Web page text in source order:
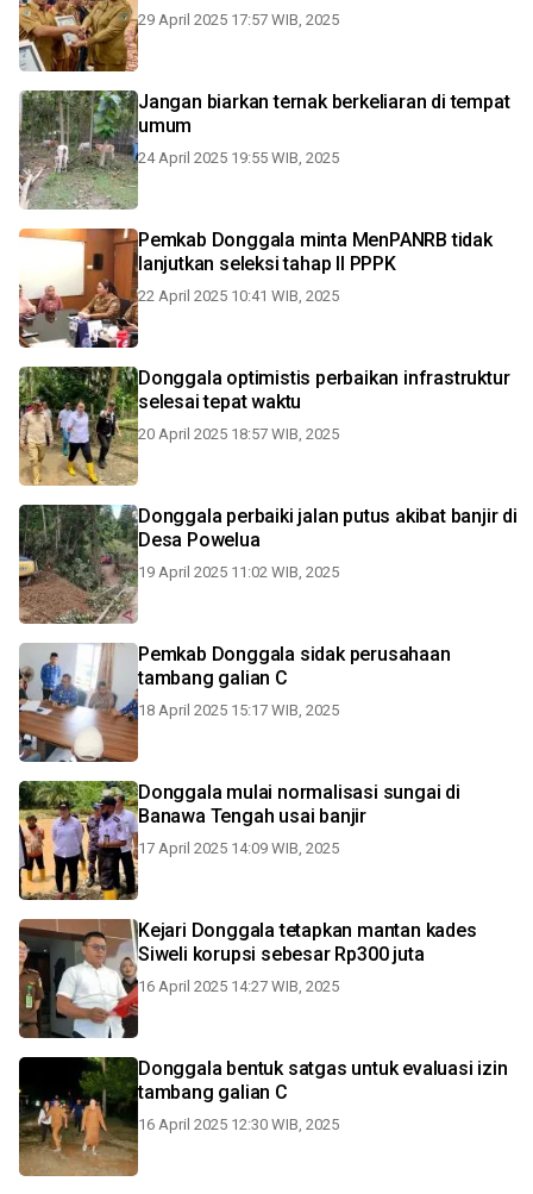
29 April 2025 17:57 WIB, 2025
Jangan biarkan ternak berkeliaran di tempat
umum
24 April 2025 19:55 WIB, 2025
Pemkab Donggala minta MenPANRB tidak
lanjutkan seleksi tahap II PPPK
22 April 2025 10:41 WIB, 2025
Donggala optimistis perbaikan infrastruktur
selesai tepat waktu
20 April 2025 18:57 WIB, 2025
Donggala perbaiki jalan putus akibat banjir di
Desa Powelua
19 April 2025 11:02 WIB, 2025
Pemkab Donggala sidak perusahaan
tambang galian C
18 April 2025 15:17 WIB, 2025
Donggala mulai normalisasi sungai di
Banawa Tengah usai banjir
17 April 2025 14:09 WIB, 2025
Kejari Donggala tetapkan mantan kades
Siweli korupsi sebesar Rp300 juta
16 April 2025 14:27 WIB, 2025
Donggala bentuk satgas untuk evaluasi izin
tambang galian C
16 April 2025 12:30 WIB, 2025